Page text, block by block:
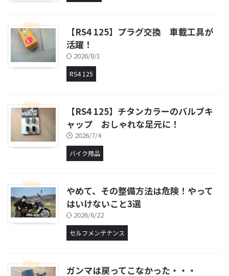
【RS4 125】プラグ交換 車載工具が
活躍！
2026/8/1
RS4 125
【RS4 125】チタンカラーのバルブキ
ャップ おしゃれな足元に！
2026/7/4
バイク用品
やめて、その整備方法は危険！やって
はいけないこと3選
2026/6/22
セルフメンテナンス
ガンマは戻ってこなかった・・・